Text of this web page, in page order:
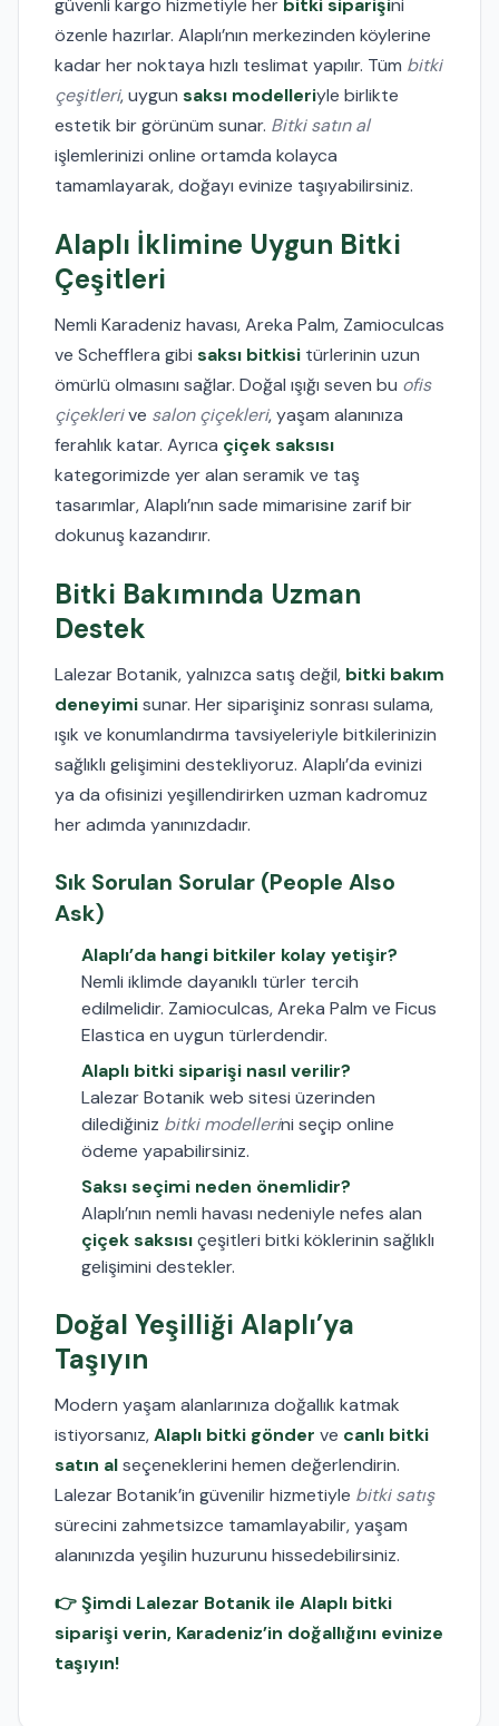
güvenli kargo hizmetiyle her bitki siparişini
özenle hazırlar. Alaplı’nın merkezinden köylerine
kadar her noktaya hızlı teslimat yapılır. Tüm bitki
çeşitleri, uygun saksı modelleriyle birlikte
estetik bir görünüm sunar. Bitki satın al
işlemlerinizi online ortamda kolayca
tamamlayarak, doğayı evinize taşıyabilirsiniz.
Alaplı İklimine Uygun Bitki
Çeşitleri
Nemli Karadeniz havası, Areka Palm, Zamioculcas
ve Schefflera gibi saksı bitkisi türlerinin uzun
ömürlü olmasını sağlar. Doğal ışığı seven bu ofis
çiçeklerive salon çiçekleri, yaşam alanınıza
ferahlık katar. Ayrıca çiçek saksısı
kategorimizde yer alan seramik ve taş
tasarımlar, Alaplı’nın sade mimarisine zarif bir
dokunuş kazandırır.
Bitki Bakımında Uzman
Destek
Lalezar Botanik, yalnızca satış değil, bitki bakım
deneyimisunar. Her siparişiniz sonrası sulama,
ışık ve konumlandırma tavsiyeleriyle bitkilerinizin
sağlıklı gelişimini destekliyoruz. Alaplı’da evinizi
ya da ofisinizi yeşillendirirken uzman kadromuz
her adımda yanınızdadır.
Sık Sorulan Sorular (People Also
Ask)
Alaplı’da hangi bitkiler kolay yetişir?
Nemli iklimde dayanıklı türler tercih
edilmelidir. Zamioculcas, Areka Palm ve Ficus
Elastica en uygun türlerdendir.
Alaplı bitki siparişi nasıl verilir?
Lalezar Botanik web sitesi üzerinden
dilediğiniz bitki modellerini seçip online
ödeme yapabilirsiniz.
Saksı seçimi neden önemlidir?
Alaplı’nın nemli havası nedeniyle nefes alan
çiçek saksısıçeşitleri bitki köklerinin sağlıklı
gelişimini destekler.
Doğal Yeşilliği Alaplı’ya
Taşıyın
Modern yaşam alanlarınıza doğallık katmak
istiyorsanız,Alaplı bitki gönder ve canlı bitki
satın alseçeneklerini hemen değerlendirin.
Lalezar Botanik’in güvenilir hizmetiyle bitki satış
sürecini zahmetsizce tamamlayabilir, yaşam
alanınızda yeşilin huzurunu hissedebilirsiniz.
👉 Şimdi Lalezar Botanik ile Alaplı bitki
siparişi verin, Karadeniz’in doğallığını evinize
taşıyın!